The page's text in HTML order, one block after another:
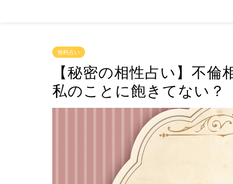
無料占い
【秘密の相性占い】不
私のことに飽きてない？